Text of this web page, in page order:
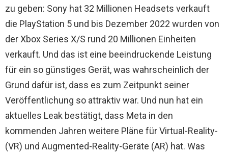
zu geben: Sony hat 32 Millionen Headsets verkauft
die PlayStation 5 und bis Dezember 2022 wurden von
der Xbox Series X/S rund 20 Millionen Einheiten
verkauft. Und das ist eine beeindruckende Leistung
für ein so günstiges Gerät, was wahrscheinlich der
Grund dafür ist, dass es zum Zeitpunkt seiner
Veröffentlichung so attraktiv war. Und nun hat ein
aktuelles Leak bestätigt, dass Meta in den
kommenden Jahren weitere Pläne für Virtual-Reality-
(VR) und Augmented-Reality-Geräte (AR) hat. Was